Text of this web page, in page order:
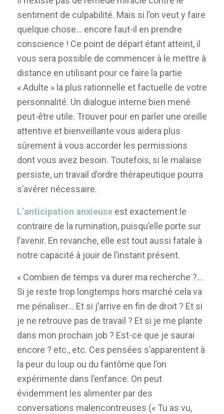
sentiment de culpabilité. Mais si l’on veut y faire
quelque chose… encore faut-il en prendre
conscience ! Ce point de départ étant atteint, il
vous sera possible de commencer à le mettre à
distance en utilisant pour ce faire la partie
« Adulte » la plus rationnelle et factuelle de votre
personnalité. Un dialogue interne bien mené
peut-être utile. Trouver pour en parler une oreille
attentive et bienveillante vous aidera plus
sûrement à vous accorder les permissions
dont vous avez besoin. Toutefois, si le malaise
persiste, un travail d’ordre thérapeutique pourra
s’avérer nécessaire.
L’anticipation anxieuseest exactement le
contraire de la rumination, puisqu’elle porte sur
l’avenir. En revanche, elle est tout aussi fatale à
notre capacité à jouir de l’instant présent.
« Combien de temps va durer ma recherche ?…
Si je reste trop longtemps hors marché cela va
me pénaliser… Et si j’arrive en fin de droit ? Et si
je ne retrouve pas de travail ? Et si je me plante
dans mon prochain job ? Est-ce que je saurai
encore ? etc., etc. Ces pensées s’apparentent à
la peur du loup ou du fantôme que l’on
expérimente dans l’enfance. On peut
évidemment les alimenter par des
conversations malencontreuses (« Tu as vu,